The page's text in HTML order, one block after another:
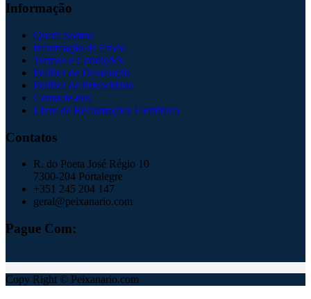
Informação
Quem Somos
Informação de Envio
Termos e Condições
Política de Devolução
Política de Privacidade
Contacte-nos
Livro de Reclamações Eletrónico
Contatos
R. do Poeta José Régio 10
7300-204 Portalegre
+351 245 204 147
geral@peixanario.com
Pague Com:
Copy Right © Peixanario.com